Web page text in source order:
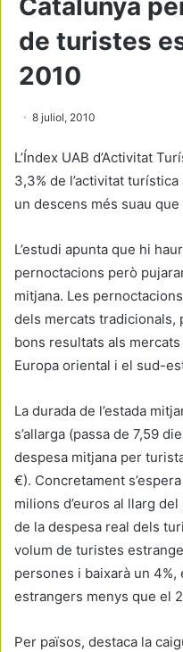
Catalunya
de turistes
2010
8 juliol, 2010
L’Índex UAB d’Activitat
3,3% de l’activitat turística
un descens més suau
L’estudi apunta que hi
pernoctacions però
mitjana. Les
dels mercats tradicionals,
bons resultats als
Europa oriental i el sud-
La durada de l’estada
s’allarga (passa de 7,59
despesa mitjana per
€). Concretament
milions d’euros al llarg
de la despesa real dels
volum de turistes
persones i baixarà un
estrangers menys que el
Per països, destaca la